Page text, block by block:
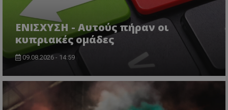
ΕΝΙΣΧΥΣΗ - Αυτούς πήραν οι
κυπριακές ομάδες
09.08.2026 - 14:59